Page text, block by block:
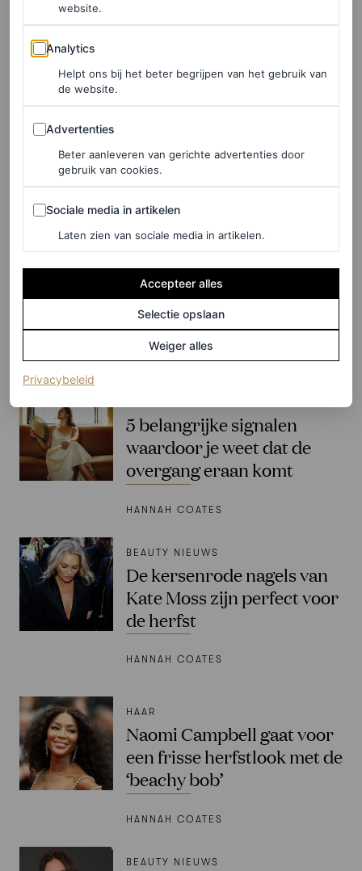
FOOD
Met deze tips van
je van jouw
suikerverslaving af
HANNAH COATES
FOOD
Cottage cheese is populair
– maar is het echt zo goed
voor je?
HANNAH COATES
5 belangrijke signalen
waardoor je weet dat de
overgang eraan komt
HANNAH COATES
BEAUTY NIEUWS
De kersenrode nagels van
Kate Moss zijn perfect voor
de herfst
HANNAH COATES
HAAR
Naomi Campbell gaat voor
een frisse herfstlook met de
‘beachy bob’
HANNAH COATES
BEAUTY NIEUWS
website.
Analytics
Analytics
Helpt ons bij het beter begrijpen van het gebruik van
de website.
Advertenties
Advertenties
Beter aanleveren van gerichte advertenties door
gebruik van cookies.
Sociale media in artikelen
Sociale media in artikelen
Laten zien van sociale media in artikelen.
Accepteer alles
Selectie opslaan
Weiger alles
Privacybeleid